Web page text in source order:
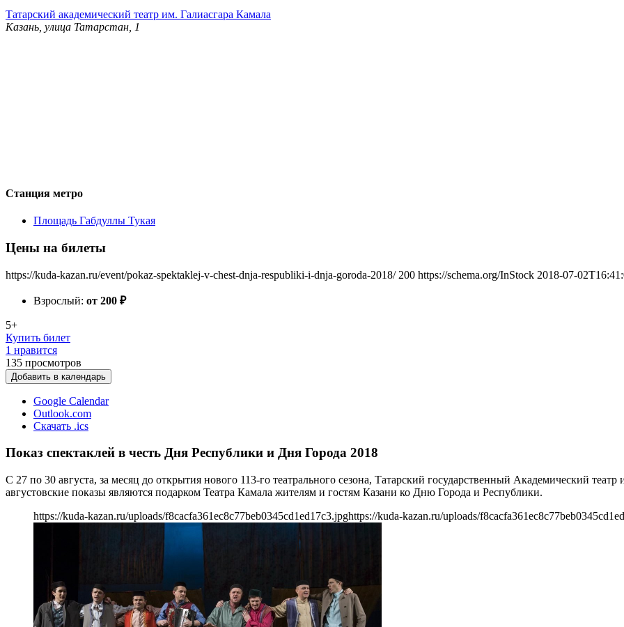
Татарский академический театр им. Галиасгара Камала
Казань, улица Татарстан, 1
Станция метро
Площадь Габдуллы Тукая
Цены на билеты
https://kuda-kazan.ru/event/pokaz-spektaklej-v-chest-dnja-respubliki-i-dnja-goroda-2018/ 200 https://schema.org/InStock 2018-07-
Взрослый: от 200 ₽
5+
Купить билет
1 нравится
135 просмотров
Добавить в календарь
Google Calendar
Outlook.com
Скачать .ics
Показ спектаклей в честь Дня Республики и Дня Города 2018
С 27 по 30 августа, за месяц до открытия нового 113-го театрального сезона, Татарский государственный Академический
августовские показы являются подарком Театра Камала жителям и гостям Казани ко Дню Города и Республики.
https://kuda-kazan.ru/uploads/f8cacfa361ec8c77beb0345cd1ed17c3.jpghttps://kuda-kazan.ru/uploads/